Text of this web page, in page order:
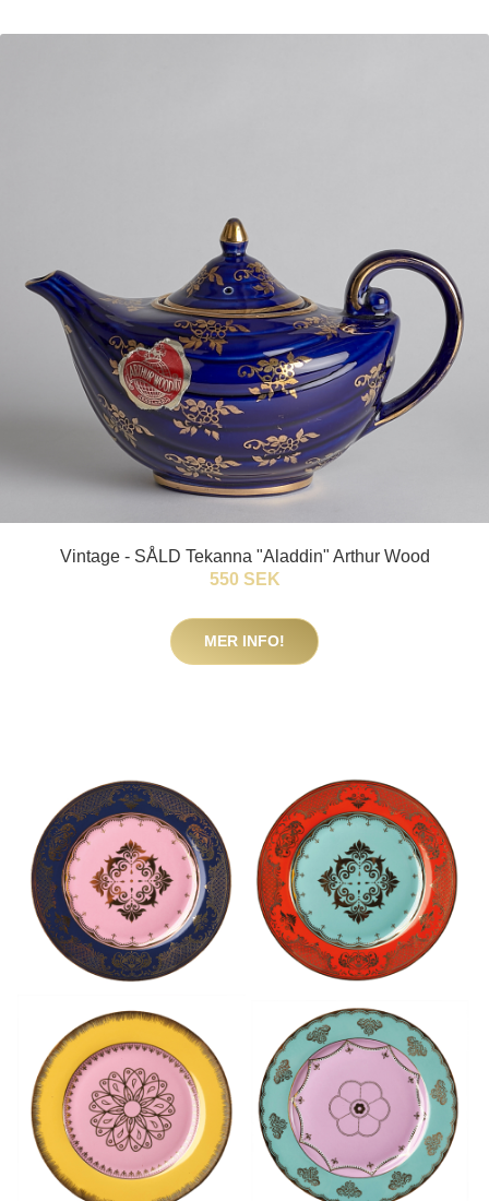
Vintage - SÅLD Tekanna "Aladdin" Arthur Wood
550 SEK
MER INFO!